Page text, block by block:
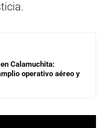
Calamuchita:
operativo aéreo y